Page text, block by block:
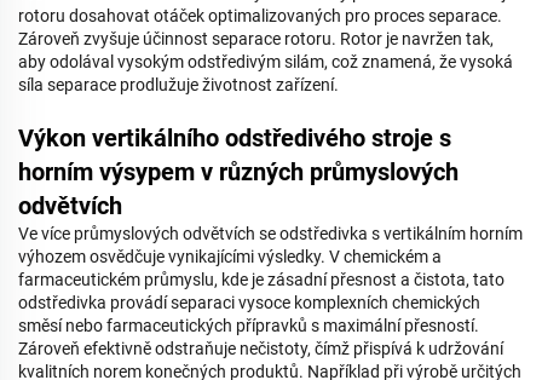
rotoru dosahovat otáček optimalizovaných pro proces separace.
Zároveň zvyšuje účinnost separace rotoru. Rotor je navržen tak,
aby odolával vysokým odstředivým silám, což znamená, že vysoká
síla separace prodlužuje životnost zařízení.
Výkon vertikálního odstředivého stroje s
horním výsypem v různých průmyslových
odvětvích
Ve více průmyslových odvětvích se odstředivka s vertikálním horním
výhozem osvědčuje vynikajícími výsledky. V chemickém a
farmaceutickém průmyslu, kde je zásadní přesnost a čistota, tato
odstředivka provádí separaci vysoce komplexních chemických
směsí nebo farmaceutických přípravků s maximální přesností.
Zároveň efektivně odstraňuje nečistoty, čímž přispívá k udržování
kvalitních norem konečných produktů. Například při výrobě určitých